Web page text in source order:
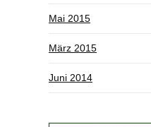
Mai 2015
März 2015
Juni 2014